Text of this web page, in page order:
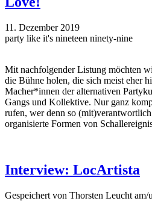
11. Dezember 2019
party like it's nineteen ninety-nine
Mit nachfolgender Listung möchten
die Bühne holen, die sich meist eher
Macher*innen der alternativen
Gangs und Kollektive. Nur ganz
rufen, wer denn so
organisierte Formen von
Interview: LocArtista
Gespeichert von Thorsten Leucht am/